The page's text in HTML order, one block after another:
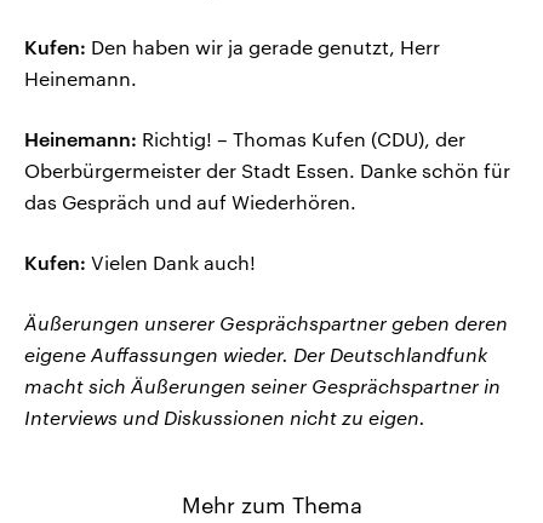
Kufen: Den haben wir ja gerade genutzt, Herr
Heinemann.
Heinemann: Richtig! – Thomas Kufen (CDU), der
Oberbürgermeister der Stadt Essen. Danke schön für
das Gespräch und auf Wiederhören.
Kufen: Vielen Dank auch!
Äußerungen unserer Gesprächspartner geben deren
eigene Auffassungen wieder. Der Deutschlandfunk
macht sich Äußerungen seiner Gesprächspartner in
Interviews und Diskussionen nicht zu eigen.
Mehr zum Thema